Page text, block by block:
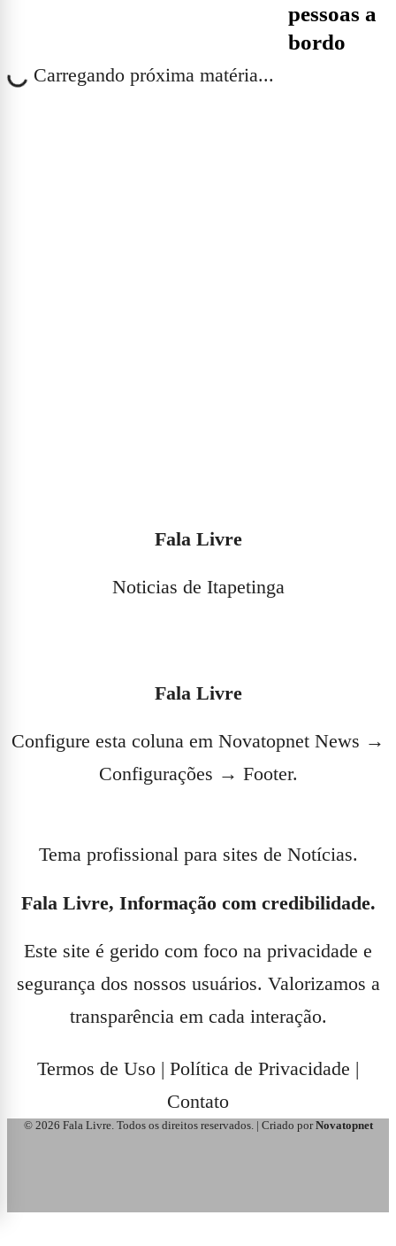
pessoas a
bordo
Carregando próxima matéria...
Fala Livre
Noticias de Itapetinga
Fala Livre
Configure esta coluna em Novatopnet News →
Configurações → Footer.
Tema profissional para sites de Notícias.
Fala Livre, Informação com credibilidade.
Este site é gerido com foco na privacidade e
segurança dos nossos usuários. Valorizamos a
transparência em cada interação.
Termos de Uso | Política de Privacidade |
Contato
© 2026 Fala Livre. Todos os direitos reservados. | Criado porNovatopnet